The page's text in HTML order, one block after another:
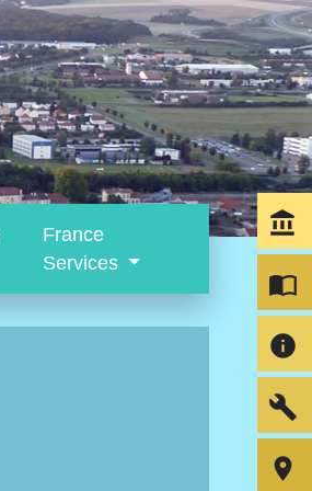
France
Services
account_balance
import_contacts
info
build
room